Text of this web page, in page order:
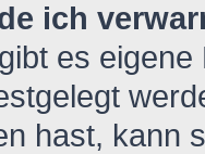
ich
es
hast, kann